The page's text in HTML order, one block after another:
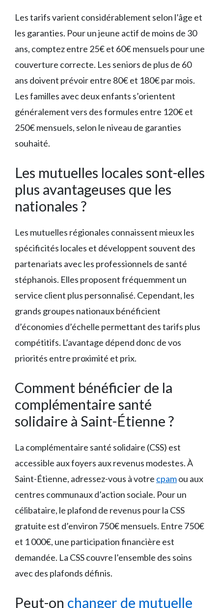
Les tarifs varient considérablement selon l’âge et
les garanties. Pour un jeune actif de moins de 30
ans, comptez entre 25€ et 60€ mensuels pour une
couverture correcte. Les seniors de plus de 60
ans doivent prévoir entre 80€ et 180€ par mois.
Les familles avec deux enfants s’orientent
généralement vers des formules entre 120€ et
250€ mensuels, selon le niveau de garanties
souhaité.
Les mutuelles locales sont-elles
plus avantageuses que les
nationales ?
Les mutuelles régionales connaissent mieux les
spécificités locales et développent souvent des
partenariats avec les professionnels de santé
stéphanois. Elles proposent fréquemment un
service client plus personnalisé. Cependant, les
grands groupes nationaux bénéficient
d’économies d’échelle permettant des tarifs plus
compétitifs. L’avantage dépend donc de vos
priorités entre proximité et prix.
Comment bénéficier de la
complémentaire santé
solidaire à Saint-Étienne ?
La complémentaire santé solidaire (CSS) est
accessible aux foyers aux revenus modestes. À
Saint-Étienne, adressez-vous à votre cpamou aux
centres communaux d’action sociale. Pour un
célibataire, le plafond de revenus pour la CSS
gratuite est d’environ 750€ mensuels. Entre 750€
et 1 000€, une participation financière est
demandée. La CSS couvre l’ensemble des soins
avec des plafonds définis.
Peut-on changer de mutuelle